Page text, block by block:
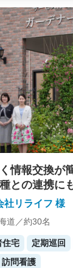
情報交換が
との連携に
社リライフ 様
道／約30名
住宅 定期巡回
訪問看護